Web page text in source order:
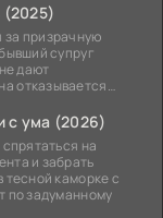
(2025)
за призрачную
супруг
дают
отказывается
с ума (2026)
на
и забрать
тесной каморке с
по задуманному